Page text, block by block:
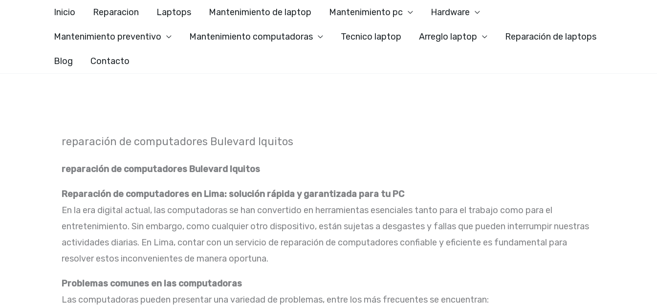
Inicio Reparacion Laptops Mantenimiento de laptop Mantenimiento pc Hardware
Mantenimiento preventivo Mantenimiento computadoras Tecnico laptop Arreglo laptop Reparación de laptops
Blog Contacto
reparación de computadores Bulevard Iquitos
reparación de computadores Bulevard Iquitos
Reparación de computadores en Lima: solución rápida y garantizada para tu PC
En la era digital actual, las computadoras se han convertido en herramientas esenciales tanto para el trabajo como para el
entretenimiento. Sin embargo, como cualquier otro dispositivo, están sujetas a desgastes y fallas que pueden interrumpir nuestras
actividades diarias. En Lima, contar con un servicio de reparación de computadores confiable y eficiente es fundamental para
resolver estos inconvenientes de manera oportuna.​
Problemas comunes en las computadoras
Las computadoras pueden presentar una variedad de problemas, entre los más frecuentes se encuentran:​